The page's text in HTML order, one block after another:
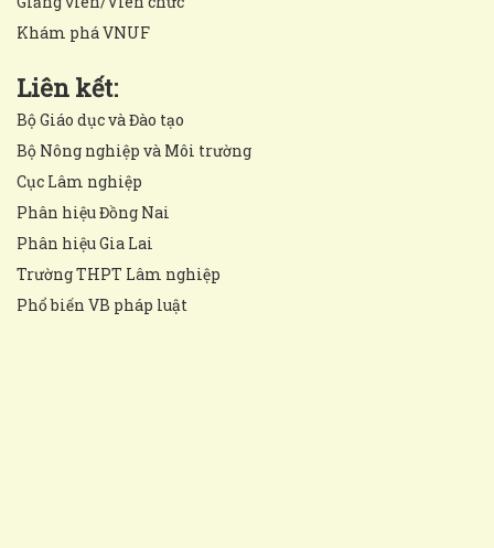
Khám phá VNUF
Liên kết:
Bộ Giáo dục và Đào tạo
Bộ Nông nghiệp và Môi trường
Cục Lâm nghiệp
Phân hiệu Đồng Nai
Phân hiệu Gia Lai
Trường THPT Lâm nghiệp
Phổ biến VB pháp luật